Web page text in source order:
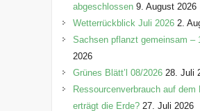
i
e
abgeschlossen 9. August 2026
Wetterrückblick Juli 2026 2.
Sachsen pflanzt gemeinsam –
2026
Grünes Blätt’l 08/2026 28. Juli
Ressourcenverbrauch auf
erträgt die Erde? 27. Juli 2026